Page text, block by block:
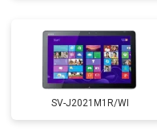
SV-J2021M1R/WI